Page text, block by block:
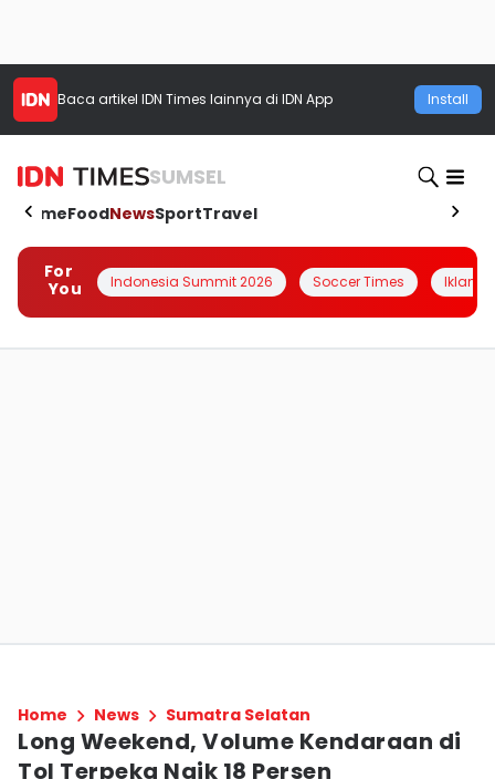
Baca artikel IDN Times lainnya di IDN App Install
SUMSEL
HomeFoodNewsSportTravel
For
You
Indonesia Summit 2026 Soccer Times Iklanin
Home News Sumatra Selatan
Long Weekend, Volume Kendaraan di
Tol Terpeka Naik 18 Persen